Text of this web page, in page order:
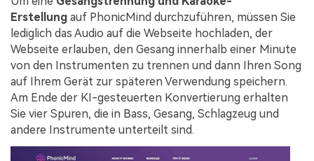
Erstellung auf PhonicMind durchzuführen, müssen Sie
lediglich das Audio auf die Webseite hochladen, der
Webseite erlauben, den Gesang innerhalb einer Minute
von den Instrumenten zu trennen und dann Ihren Song
auf Ihrem Gerät zur späteren Verwendung speichern.
Am Ende der KI-gesteuerten Konvertierung erhalten
Sie vier Spuren, die in Bass, Gesang, Schlagzeug und
andere Instrumente unterteilt sind.